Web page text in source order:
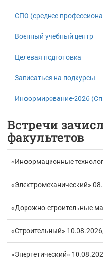
СПО (среднее
Военный учебный центр
Целевая подготовка
Записаться на подкурсы
Информирование-2026
Встречи
факультетов
«Информационные
«Электромеханический»
«Дорожно-строительные
«Строительный»
«Энергетический»